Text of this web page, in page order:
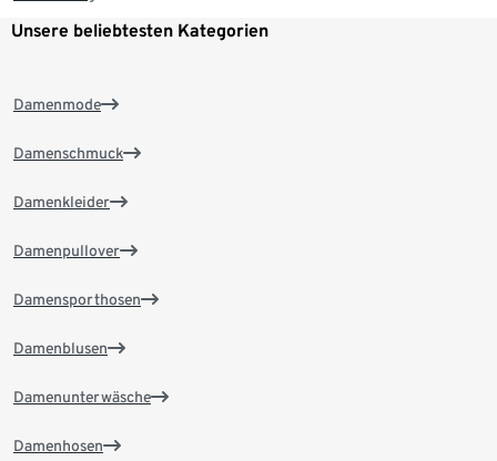
Unsere beliebtesten Kategorien
Damenmode
Damenschmuck
Damenkleider
Damenpullover
Damensporthosen
Damenblusen
Damenunterwäsche
Damenhosen